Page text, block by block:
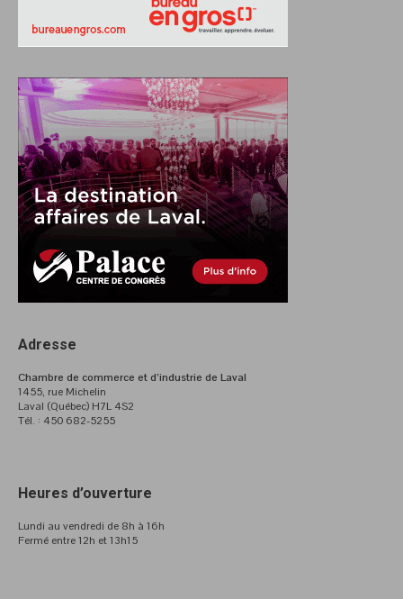
Adresse
Chambre de commerce et d’industrie de Laval
1455, rue Michelin
Laval (Québec) H7L 4S2
Tél. : 450 682-5255
Heures d’ouverture
Lundi au vendredi de 8h à 16h
Fermé entre 12h et 13h15